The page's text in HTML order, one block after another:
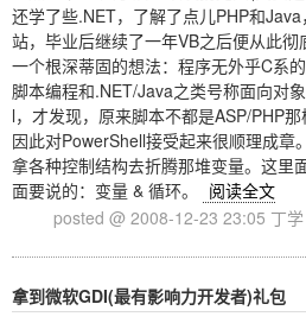
还学了些.NET，了解了点儿PHP和
站，毕业后继续了一年VB之后便从此
一个根深蒂固的想法：程序无外乎C系
脚本编程和.NET/Java之类号称面向对
l，才发现，原来脚本不都是ASP/PHP那
因此对PowerShell接受起来很顺理成章
拿各种控制结构去折腾那堆变量。这里
面要说的：变量 & 循环。
阅读全文
posted @ 2008-12-23 23:05 丁学
拿到微软GDI(最有影响力开发者)礼包